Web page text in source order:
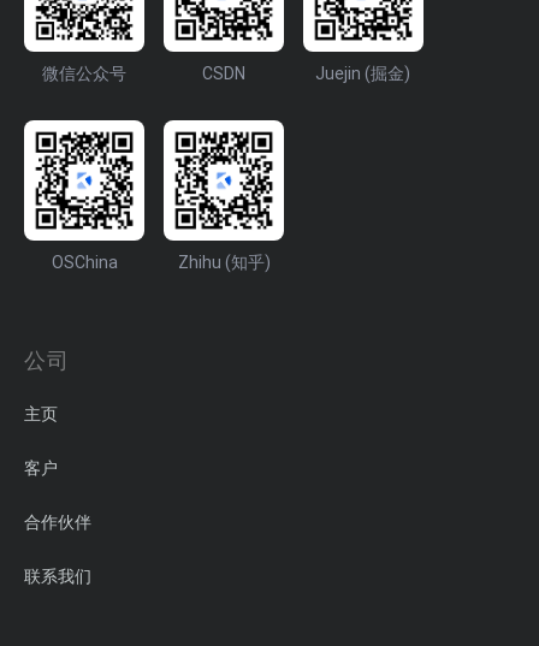
微信公众号 CSDN Juejin (掘金)
OSChina Zhihu (知乎)
公司
主页
客户
合作伙伴
联系我们